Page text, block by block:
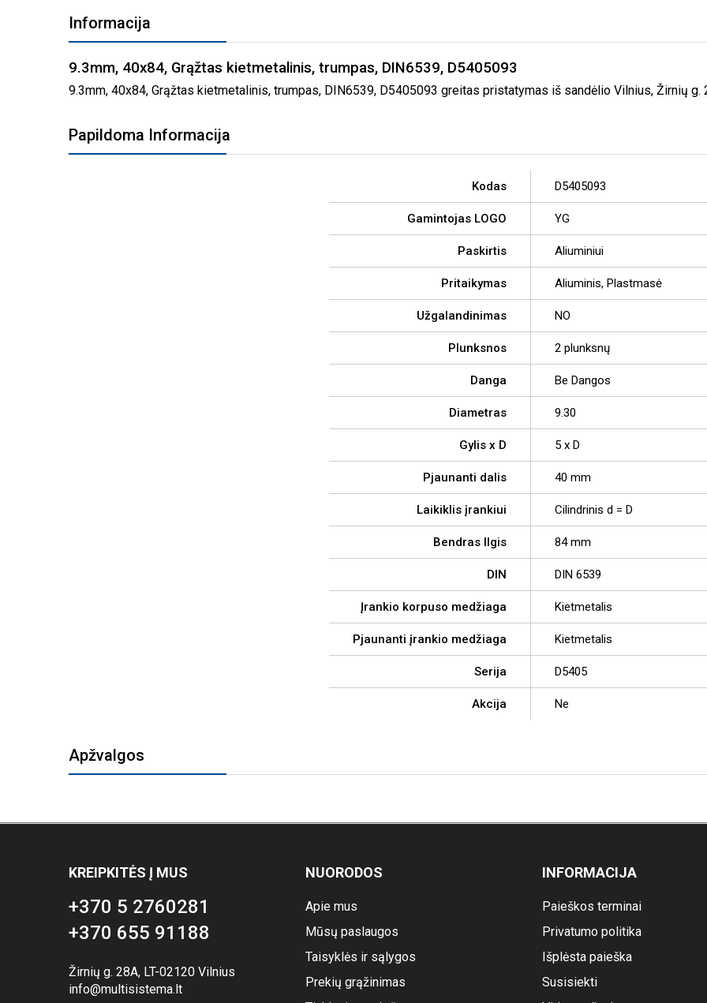
PAVEIKSLĖLIŲ
GALERIJOS
Informacija
9.3mm, 40x84, Grąžtas kietmetalinis, trumpas, DIN6539, D5405093
9.3mm, 40x84, Grąžtas kietmetalinis, trumpas, DIN6539, D5405093 greitas pristatymas iš sandėlio Vilnius, Žirnių g.
Papildoma Informacija
Kodas D5405093
Gamintojas LOGO YG
Paskirtis Aliuminiui
Pritaikymas Aliuminis, Plastmasė
Užgalandinimas NO
Plunksnos 2 plunksnų
Danga Be Dangos
Diametras 9.30
Gylis x D 5 x D
Pjaunanti dalis 40 mm
Laikiklis įrankiui Cilindrinis d = D
Bendras Ilgis 84 mm
DIN DIN 6539
Įrankio korpuso medžiaga Kietmetalis
Pjaunanti įrankio medžiaga Kietmetalis
Serija D5405
Akcija Ne
Apžvalgos
KREIPKITĖS Į MUS
+370 5 2760281
+370 655 91188
Žirnių g. 28A, LT-02120 Vilnius
info@multisistema.lt
NUORODOS
Apie mus
Mūsų paslaugos
Taisyklės ir sąlygos
Prekių grąžinimas
INFORMACIJA
Paieškos terminai
Privatumo politika
Išplėsta paieška
Susisiekti